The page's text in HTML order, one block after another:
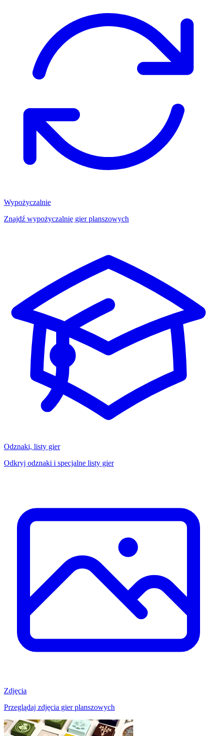
Wypożyczalnie
Znajdź wypożyczalnię gier planszowych
Odznaki, listy gier
Odkryj odznaki i specjalne listy gier
Zdjęcia
Przeglądaj zdjęcia gier planszowych